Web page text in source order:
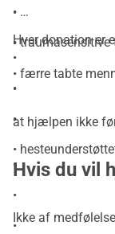
•
•
• færre tabte
•
•
•
•
•
•
•
•
•
•
•
Hver donation er
at hjælpen ikke
Hvis du vil
Ikke af